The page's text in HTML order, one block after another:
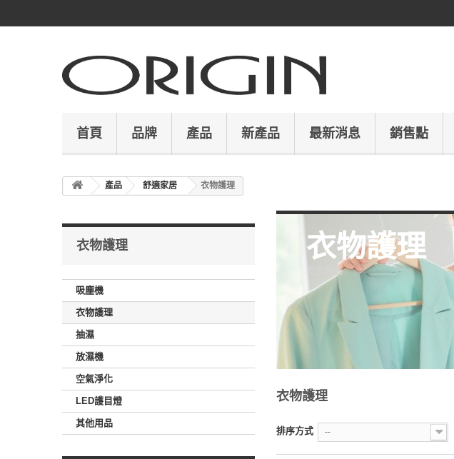
首頁 品牌 產品 新產品 最新消息 銷售點
產品 舒適家居 衣物護理
衣物護理
吸塵機
衣物護理
抽濕
放濕機
空氣淨化
LED護目燈
其他用品
衣物護理
乾衣電器
衣物護理
排序方式 --